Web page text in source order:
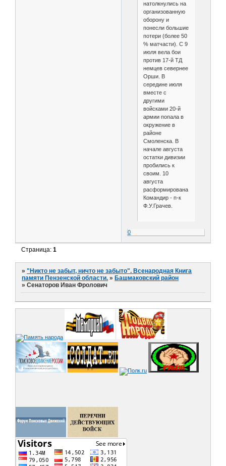
натолкнулись на
организованную
оборону и
понесли большие
потери (более 50
% матчасти). С 9
июля вела бои
против 17-й ТД
немцев севернее
Орши. В
середине июля
вместе с
другими
войсками 20-й
армии попала в
окружение в
районе
Смоленска. В
начале августа
остатки дивизии
пробились к
своим. 10
августа
расформирована.
Командир - п-к
Ф.У.Грачев.
0
Страница:1
»"Никто не забыт, ничто не забыто". Всенародная Книга
памяти Пензенской области. » Башмаковский район
»Сенаторов Иван Фролович